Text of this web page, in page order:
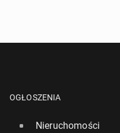
OGŁOSZENIA
Nieruchomości